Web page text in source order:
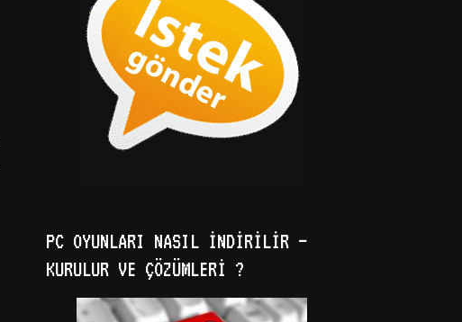
PC OYUNLARI NASIL İNDIRILIR –
KURULUR VE ÇÖZÜMLERI ?